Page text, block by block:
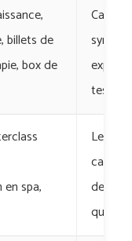
billets de
box de
Cadeau
tester
spa,
Le beau
de
qui